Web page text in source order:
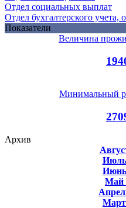
Отдел социальных выплат
Отдел бухгалтерского учета,
Показатели
Величина
Минимальный
Архив
Июль
Июнь
Май
Март